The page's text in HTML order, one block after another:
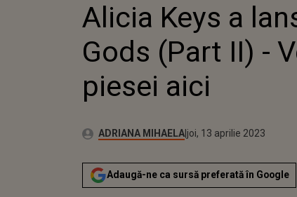
Alicia Keys a
Gods (Part II) -
piesei aici
Autor:ADRIANA MIHAELAPublicat:
miercuri, 13 aprilie 2022
Actualizat:
joi, 13 aprilie 2023
Adaugă-ne ca sursă preferată în Google